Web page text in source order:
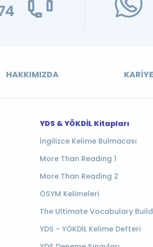
HAKKIMIZDA
YDS & YÖKDİL Kitapları
İngilizce Kelime Bulmacası
More Than Reading 1
More Than Reading 2
ÖSYM Kelimeleri
The Ultimate Vocabulary
YDS - YÖKDİL Kelime Defteri